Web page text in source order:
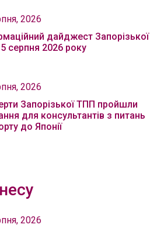
2026
дайджест Запорізької
серпня 2026 року
2026
Запорізької ТПП пройшли
для консультантів з питань
до Японії
2026